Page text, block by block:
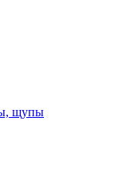
щупы